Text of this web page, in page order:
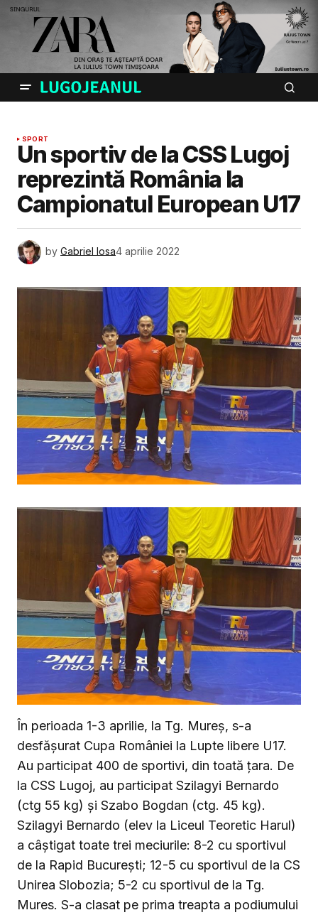
SPORT
Un sportiv de la CSS Lugoj
reprezintă România la
Campionatul European U17
by Gabriel Iosa4 aprilie 2022
În perioada 1-3 aprilie, la Tg. Mureș, s-a
desfășurat Cupa României la Lupte libere U17.
Au participat 400 de sportivi, din toată țara. De
la CSS Lugoj, au participat Szilagyi Bernardo
(ctg 55 kg) și Szabo Bogdan (ctg. 45 kg).
Szilagyi Bernardo (elev la Liceul Teoretic Harul)
a câștigat toate trei meciurile: 8-2 cu sportivul
de la Rapid București; 12-5 cu sportivul de la CS
Unirea Slobozia; 5-2 cu sportivul de la Tg.
Mures. S-a clasat pe prima treapta a podiumului